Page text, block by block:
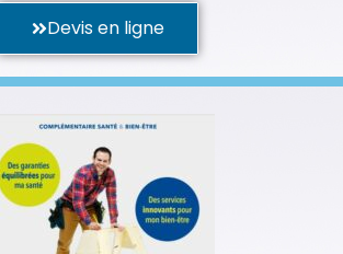
Devis en ligne